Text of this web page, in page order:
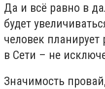
Да и всё равно в
будет
человек планирует
в Сети – не
Значимость